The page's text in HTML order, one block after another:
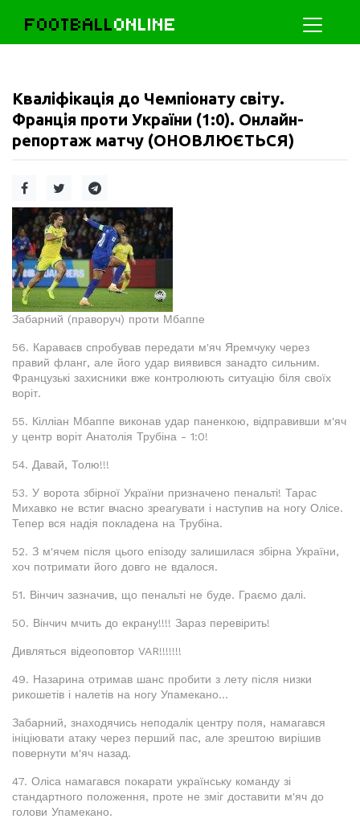
FOOTBALLONLINE
Кваліфікація до Чемпіонату світу.
Франція проти України (1:0). Онлайн-
репортаж матчу (ОНОВЛЮЄТЬСЯ)
Забарний (праворуч) проти Мбаппе
56. Караваєв спробував передати м'яч Яремчуку через
правий фланг, але його удар виявився занадто сильним.
Французькі захисники вже контролюють ситуацію біля своїх
воріт.
55. Кілліан Мбаппе виконав удар паненкою, відправивши м'яч
у центр воріт Анатолія Трубіна - 1:0!
54. Давай, Толю!!!
53. У ворота збірної України призначено пенальті! Тарас
Михавко не встиг вчасно зреагувати і наступив на ногу Олісе.
Тепер вся надія покладена на Трубіна.
52. З м'ячем після цього епізоду залишилася збірна України,
хоч потримати його довго не вдалося.
51. Вінчич зазначив, що пенальті не буде. Граємо далі.
50. Вінчич мчить до екрану!!!! Зараз перевірить!
Дивляться відеоповтор VAR!!!!!!!
49. Назарина отримав шанс пробити з лету після низки
рикошетів і налетів на ногу Упамекано...
Забарний, знаходячись неподалік центру поля, намагався
ініціювати атаку через перший пас, але зрештою вирішив
повернути м'яч назад.
47. Оліса намагався покарати українську команду зі
стандартного положення, проте не зміг доставити м'яч до
голови Упамекано.